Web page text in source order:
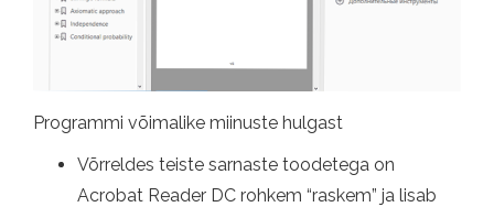
Programmi võimalike miinuste hulgast
Võrreldes teiste sarnaste toodetega on
Acrobat Reader DC rohkem “raskem” ja lisab